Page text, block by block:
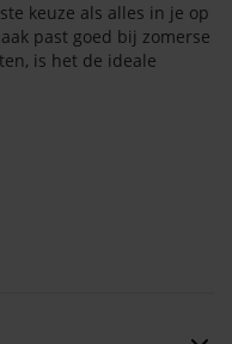
keuze als alles in je op
past goed bij zomerse
is het de ideale